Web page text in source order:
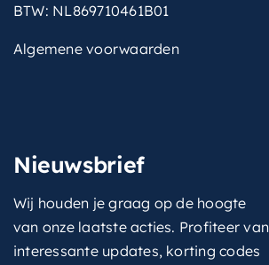
BTW: NL869710461B01
Algemene voorwaarden
Nieuwsbrief
Wij houden je graag op de hoogte
van onze laatste acties. Profiteer van
interessante updates, korting codes